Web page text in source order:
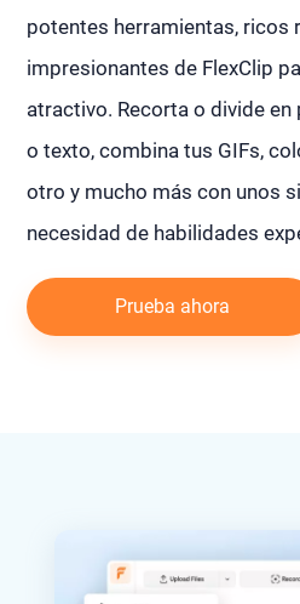
potentes herramientas, ricos
impresionantes de FlexClip
atractivo. Recorta o divide
o texto, combina tus GIFs,
otro y mucho más con unos
necesidad de habilidades
Prueba ahora